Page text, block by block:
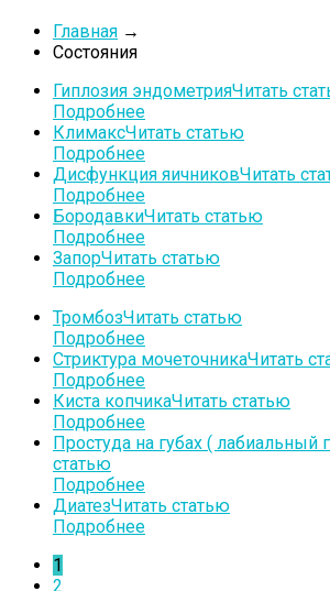
Главная →
Состояния
Гиплозия эндометрияЧитать
Подробнее
КлимаксЧитать статью
Подробнее
Дисфункция яичниковЧитать
Подробнее
БородавкиЧитать статью
Подробнее
ЗапорЧитать статью
Подробнее
ТромбозЧитать статью
Подробнее
Стриктура мочеточникаЧитать
Подробнее
Киста копчикаЧитать статью
Подробнее
Простуда на губах ( лабиальный
статью
Подробнее
ДиатезЧитать статью
Подробнее
1
2